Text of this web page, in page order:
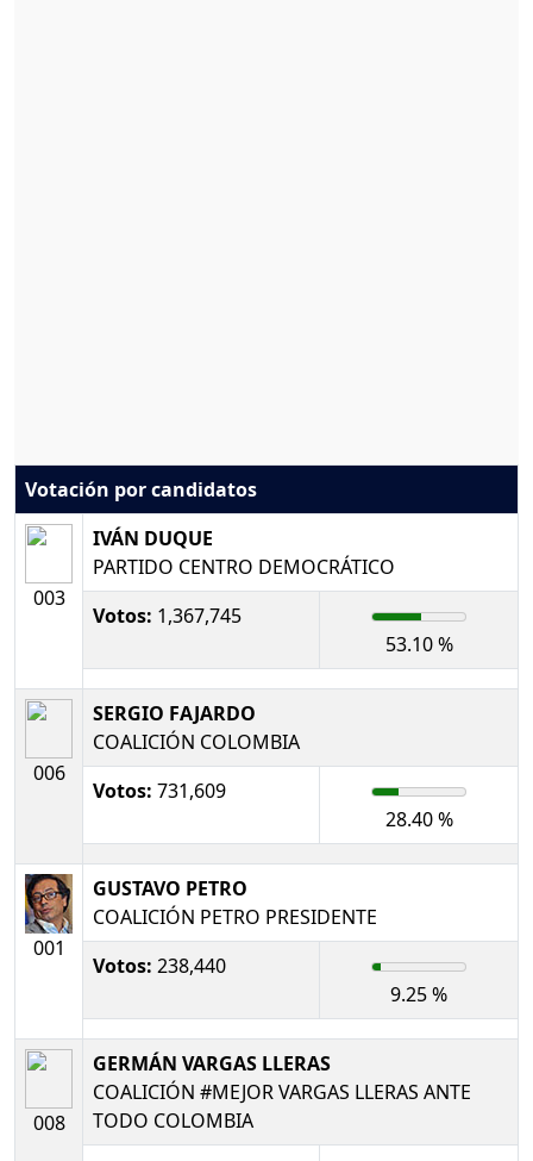
Votación por candidatos
003
IVÁN DUQUE
PARTIDO CENTRO DEMOCRÁTICO
Votos: 1,367,745
53.10 %
006
SERGIO FAJARDO
COALICIÓN COLOMBIA
Votos: 731,609
28.40 %
001
GUSTAVO PETRO
COALICIÓN PETRO PRESIDENTE
Votos: 238,440
9.25 %
008
GERMÁN VARGAS LLERAS
COALICIÓN #MEJOR VARGAS LLERAS ANTE
TODO COLOMBIA